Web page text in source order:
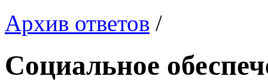
Архив ответов /
Социальное